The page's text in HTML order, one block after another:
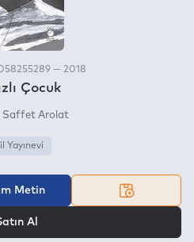
— 2018
Çocuk
Saffet Arolat
Yayınevi
Metin
Al